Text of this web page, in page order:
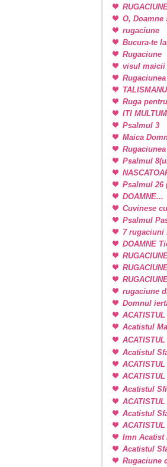
O, Doamne
rugaciune
Bucura-te
Rugaciune
visul
Ruga
ITI
Psalmul 3
Maica
Psalmul
Psalmul 26
DOAMNE...
Cuvinese
Psalmul
7 rugaciuni
DOAMNE
rugaciune
Domnul
Acatistul
Acatistul
Acatistul
Acatistul
Imn Acatist
Acatistul
Rugaciune